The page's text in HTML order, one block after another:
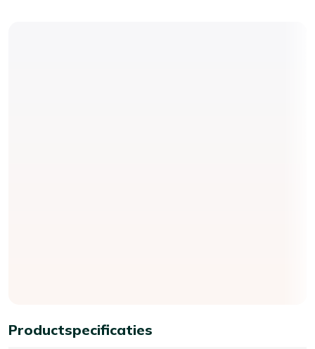
Productspecificaties